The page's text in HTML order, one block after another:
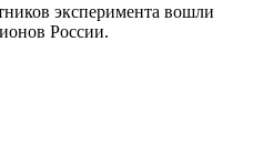
эксперимента вошли
России.